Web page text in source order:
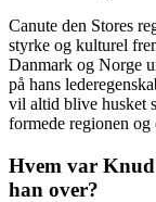
Canute den Stores
styrke og kulturel
Danmark og Norge
på hans
vil altid blive husket
formede regionen
Hvem var Knud
han over?